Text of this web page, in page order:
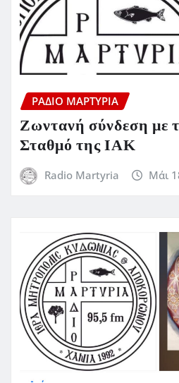
ΡΆΔΙΟ ΜΑΡΤΥΡΊΑ
Ζωντανή σύνδεση με
Σταθμό της ΙΑΚ
Radio Martyria Μάι